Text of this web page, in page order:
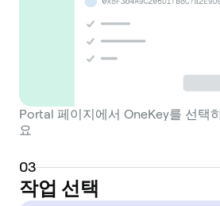
and secure the network.
features a unified discovery
players to find and play
along with a secure,
that simplifies the
new users. This approach
manage their identity and
interface. Portal's
integration of games built
Portal 페이지에서 OneKey를 선택
요
03
작업 선택